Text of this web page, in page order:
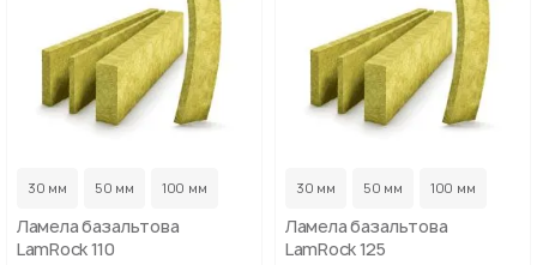
30 мм 50 мм 100 мм
Ламела базальтова
LamRock 110
30 мм 50 мм 100 мм
Ламела базальтова
LamRock 125